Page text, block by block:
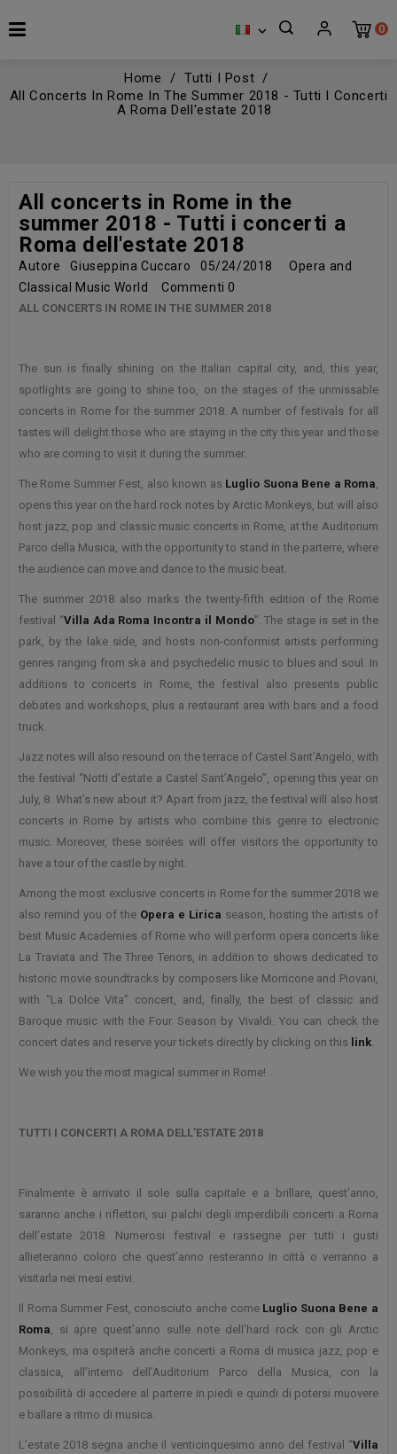
0

Home
Tutti I Post
All Concerts In Rome In The Summer 2018 - Tutti I Concerti
A Roma Dell'estate 2018
All concerts in Rome in the
summer 2018 - Tutti i concerti a
Roma dell'estate 2018
Autore Giuseppina Cuccaro 05/24/2018
Opera and
Classical Music World
Commenti0
ALL CONCERTS IN ROME IN THE SUMMER 2018
The sun is finally shining on the Italian capital city, and, this year,
spotlights are going to shine too, on the stages of the unmissable
concerts in Rome for the summer 2018. A number of festivals for all
tastes will delight those who are staying in the city this year and those
who are coming to visit it during the summer.
The Rome Summer Fest, also known as Luglio Suona Bene a Roma,
opens this year on the hard rock notes by Arctic Monkeys, but will also
host jazz, pop and classic music concerts in Rome, at the Auditorium
Parco della Musica, with the opportunity to stand in the parterre, where
the audience can move and dance to the music beat.
The summer 2018 also marks the twenty-fifth edition of the Rome
festival “Villa Ada Roma Incontra il Mondo”. The stage is set in the
park, by the lake side, and hosts non-conformist artists performing
genres ranging from ska and psychedelic music to blues and soul. In
additions to concerts in Rome, the festival also presents public
debates and workshops, plus a restaurant area with bars and a food
truck.
Jazz notes will also resound on the terrace of Castel Sant’Angelo, with
the festival “Notti d’estate a Castel Sant’Angelo”, opening this year on
July, 8. What’s new about it? Apart from jazz, the festival will also host
concerts in Rome by artists who combine this genre to electronic
music. Moreover, these soirées will offer visitors the opportunity to
have a tour of the castle by night.
Among the most exclusive concerts in Rome for the summer 2018 we
also remind you of the Opera e Lirica season, hosting the artists of
best Music Academies of Rome who will perform opera concerts like
La Traviata and The Three Tenors, in addition to shows dedicated to
historic movie soundtracks by composers like Morricone and Piovani,
with “La Dolce Vita” concert, and, finally, the best of classic and
Baroque music with the Four Season by Vivaldi. You can check the
concert dates and reserve your tickets directly by clicking on this link.
We wish you the most magical summer in Rome!
TUTTI I CONCERTI A ROMA DELL’ESTATE 2018
Finalmente è arrivato il sole sulla capitale e a brillare, quest’anno,
saranno anche i riflettori, sui palchi degli imperdibili concerti a Roma
dell’estate 2018. Numerosi festival e rassegne per tutti i gusti
allieteranno coloro che quest’anno resteranno in città o verranno a
visitarla nei mesi estivi.
Il Roma Summer Fest, conosciuto anche come Luglio Suona Bene a
Roma, si apre quest’anno sulle note dell’hard rock con gli Arctic
Monkeys, ma ospiterà anche concerti a Roma di musica jazz, pop e
classica, all’interno dell’Auditorium Parco della Musica, con la
possibilità di accedere al parterre in piedi e quindi di potersi muovere
e ballare a ritmo di musica.
L’estate 2018 segna anche il venticinquesimo anno del festival “Villa